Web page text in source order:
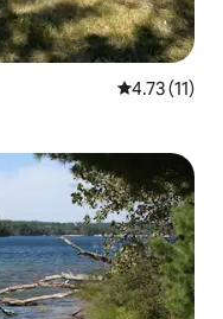
Calificación
4.73 (11)